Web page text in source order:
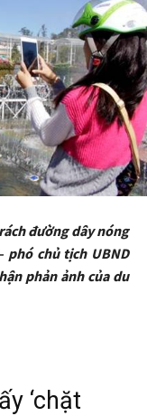
đường dây nóng
phó chủ tịch UBND
phản ảnh của du
‘chặt